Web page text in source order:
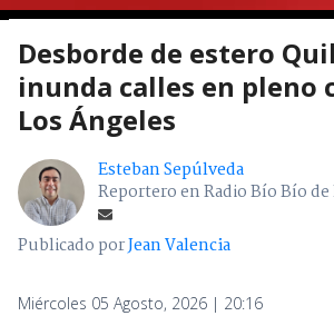
Desborde de estero
inunda calles en pleno
Los Ángeles
Esteban Sepúlveda
Reportero en Radio Bío Bío
Publicado porJean Valencia
Miércoles 05 Agosto, 2026 | 20:16